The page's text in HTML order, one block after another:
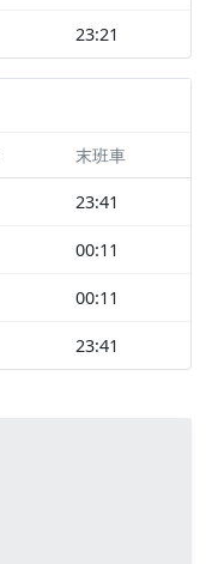
23:21
末班車
23:41
00:11
00:11
23:41